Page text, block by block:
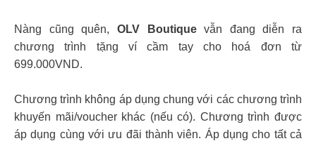
Nàng cũng quên, OLV Boutiquevẫn đang diễn ra
chương trình tặng ví cầm tay cho hoá đơn từ
699.000VND.
Chương trình không áp dụng chung với các chương trình
khuyến mãi/voucher khác (nếu có). Chương trình được
áp dụng cùng với ưu đãi thành viên. Áp dụng cho tất cả